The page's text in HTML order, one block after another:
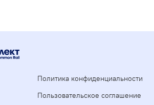
Политика конфиденциальности
Пользовательское соглашение